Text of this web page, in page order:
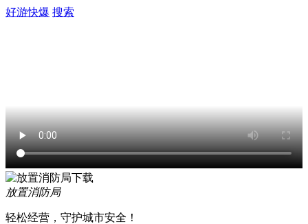
好游快爆 搜索
放置消防局
轻松经营，守护城市安全！